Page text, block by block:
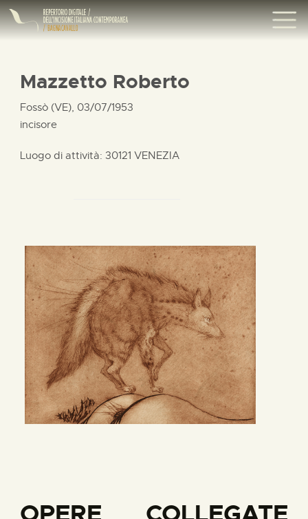
Mazzetto Roberto
Fossò (VE), 03/07/1953
incisore
Luogo di attività: 30121 VENEZIA